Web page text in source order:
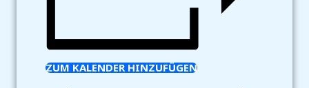
ZUM KALENDER HINZUFÜGEN